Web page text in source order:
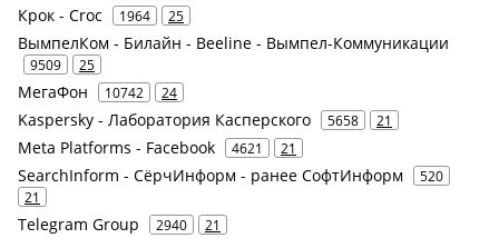
Крок - Croc 1964 25
ВымпелКом - Билайн - Beeline - Вымпел-Коммуникации
9509 25
МегаФон 10742 24
Kaspersky - Лаборатория Касперского 5658 21
Meta Platforms - Facebook 4621 21
SearchInform - СёрчИнформ - ранее СофтИнформ
520
21
Telegram Group 2940 21